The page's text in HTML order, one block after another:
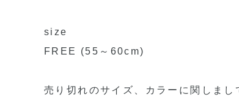
size
FREE (55～60cm)
売り切れのサイズ、カラーに関しま